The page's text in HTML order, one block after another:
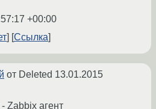
+00:00
Ссылка
от Deleted 13.01.2015
Zabbix агент